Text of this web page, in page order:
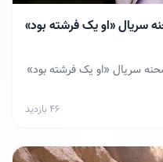
پشت‌صحنه سریال «او یک فرشته بود»
سریال «او یک فرشته بود»
۴۶ بازدید